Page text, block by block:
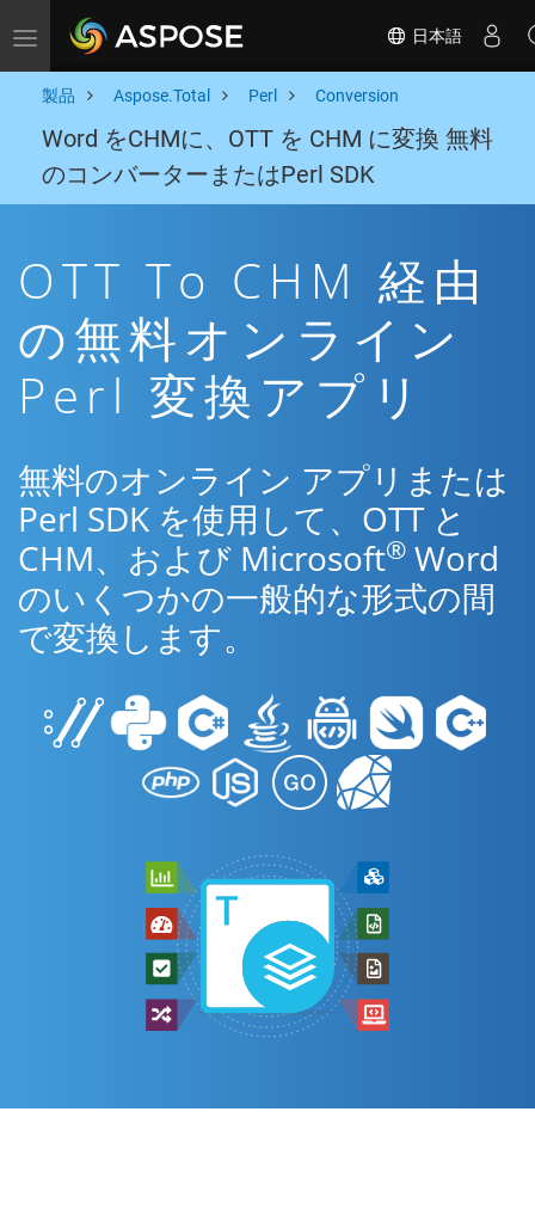
Toggle navigation 日本語
製品 Aspose.Total Perl Conversion
Word をCHMに、OTT を CHM に変換 無料
のコンバーターまたはPerl SDK
OTT To CHM 経由
の無料オンライン
Perl 変換アプリ
無料のオンライン アプリまたは
Perl SDK を使用して、OTT と
CHM、および Microsoft® Word
のいくつかの一般的な形式の間
で変換します。